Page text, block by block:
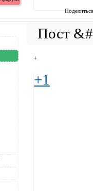
+
+1